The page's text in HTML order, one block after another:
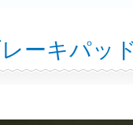
ーキパッ